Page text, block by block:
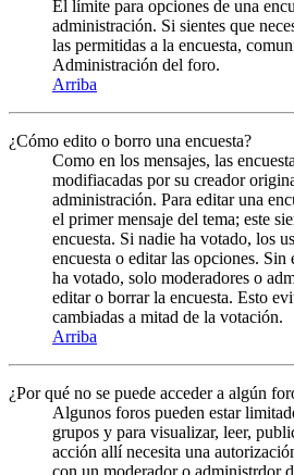
El límite para opciones de una
administración. Si sientes que
las permitidas a la encuesta,
Administración del foro.
Arriba
¿Cómo edito o borro una encuesta?
Como en los mensajes, las
modifiacadas por su creador
administración. Para editar una
el primer mensaje del tema; este
encuesta. Si nadie ha votado, los
encuesta o editar las opciones.
ha votado, solo moderadores o
editar o borrar la encuesta. Esto
cambiadas a mitad de la votación.
Arriba
¿Por qué no se puede acceder a algún
Algunos foros pueden estar
grupos y para visualizar, leer,
acción allí necesita una